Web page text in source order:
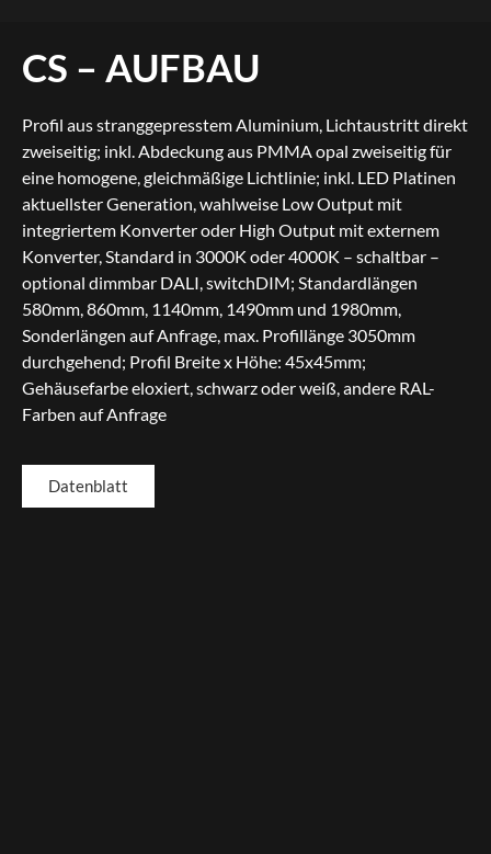
CS – AUFBAU
Profil aus stranggepresstem Aluminium, Lichtaustritt direkt
zweiseitig; inkl. Abdeckung aus PMMA opal zweiseitig für
eine homogene, gleichmäßige Lichtlinie; inkl. LED Platinen
aktuellster Generation, wahlweise Low Output mit
integriertem Konverter oder High Output mit externem
Konverter, Standard in 3000K oder 4000K – schaltbar –
optional dimmbar DALI, switchDIM; Standardlängen
580mm, 860mm, 1140mm, 1490mm und 1980mm,
Sonderlängen auf Anfrage, max. Profillänge 3050mm
durchgehend; Profil Breite x Höhe: 45x45mm;
Gehäusefarbe eloxiert, schwarz oder weiß, andere RAL-
Farben auf Anfrage
Datenblatt